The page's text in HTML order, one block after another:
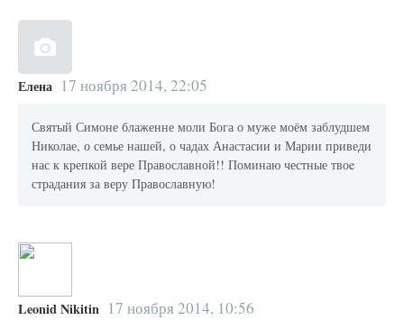
Елена 17 ноября 2014, 22:05
Святый Симоне блаженне моли Бога о муже моём заблудшем
Николае, о семье нашей, о чадах Анастасии и Марии приведи
нас к крепкой вере Православной!! Поминаю честные твоe
страдания за веру Православную!
Leonid Nikitin 17 ноября 2014, 10:56